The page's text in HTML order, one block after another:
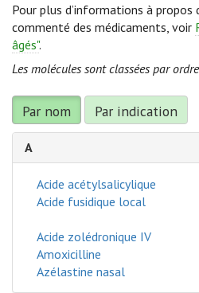
Pour plus d’informations à
commenté des médicaments, voir
âgés".
Les molécules sont classées par
Par nom Par indication
A
Acide acétylsalicylique
Acide fusidique local
Acide zolédronique IV
Amoxicilline
Azélastine nasal